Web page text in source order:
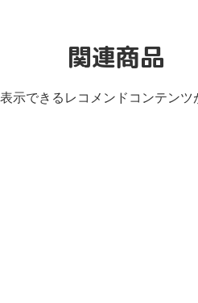
関連商品
表示できるレコメンドコンテンツ